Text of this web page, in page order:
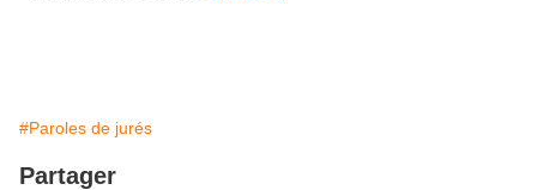
#Paroles de jurés
Partager